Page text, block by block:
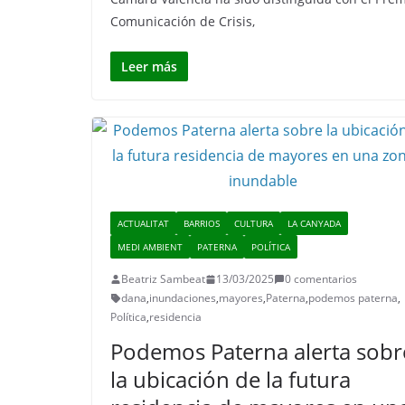
Comunicación de Crisis,
Leer más
ACTUALITAT BARRIOS CULTURA
LA CANYADA
MEDI AMBIENT
PATERNA POLÍTICA
Beatriz Sambeat 13/03/2025
0 comentarios
dana,inundaciones,mayores,Paterna,podemos paterna,
Política,residencia
Podemos Paterna alerta
la ubicación de la futura